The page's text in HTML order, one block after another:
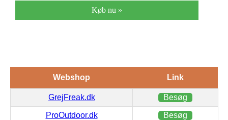
Køb nu »
Webshop Link
GrejFreak.dk Besøg
ProOutdoor.dk Besøg